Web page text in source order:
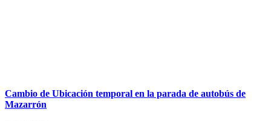
Cambio de Ubicación temporal en la parada de autobús de
Mazarrón